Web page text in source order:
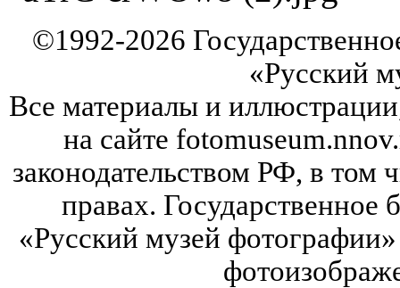
©1992-2026
«Русский
Все материалы и
на сайте
законодательством РФ, в том
правах.
«Русский музей